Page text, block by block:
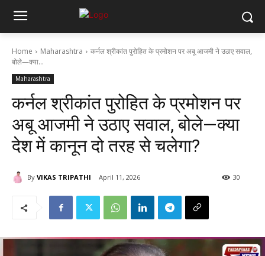
Home Maharashtra
कर्नल श्रीकांत पुरोहित के प्रमोशन पर अबू आजमी ने उठाए सवाल,
बोले—क्या...
Maharashtra
कर्नल श्रीकांत पुरोहित के प्रमोशन पर
अबू आजमी ने उठाए सवाल, बोले—क्या
देश में कानून दो तरह से चलेगा?
By VIKAS TRIPATHI April 11, 2026 30